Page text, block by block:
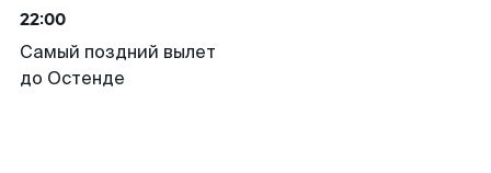
22:00
Самый поздний вылет
до Остенде